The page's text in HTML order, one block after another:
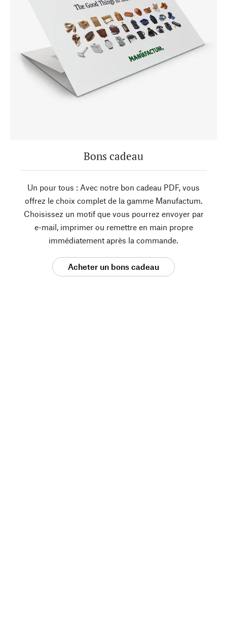
Bons cadeau
Un pour tous : Avec notre bon cadeau PDF, vous
offrez le choix complet de la gamme Manufactum.
Choisissez un motif que vous pourrez envoyer par
e-mail, imprimer ou remettre en main propre
immédiatement après la commande.
Acheter un bons cadeau